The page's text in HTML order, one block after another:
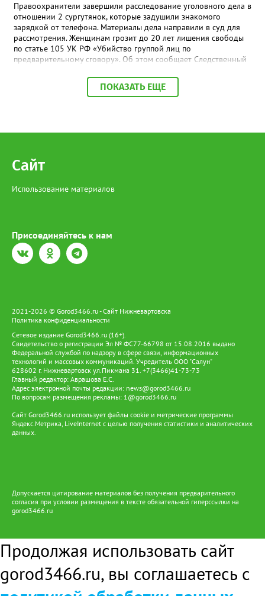
Правоохранители завершили расследование уголовного дела в
отношении 2 сургутянок, которые задушили знакомого
зарядкой от телефона. Материалы дела направили в суд для
рассмотрения. Женщинам грозит до 20 лет лишения свободы
по статье 105 УК РФ «Убийство группой лиц по
предварительному сговору». Об этом сообщает Следственный
2024 года. По версии следствия, женщины находились в
квартире потерпевшего и употребляли спиртные напитки и
вину.
ПОКАЗАТЬ ЕЩЕ
Сайт
Использование материалов
Присоединяйтесь к нам
2021-2026 © Gorod3466.ru - Сайт Нижневартовска
Политика конфиденциальности
Сетевое издание Gorod3466.ru (16+).
Свидетельство о регистрации Эл № ФС77-66798 от 15.08.2016 выдано
Федеральной службой по надзору в сфере связи, информационных
технологий и массовых коммуникаций. Учредитель ООО "Салун"
628602 г. Нижневартовск ул.Пикмана 31. +7(3466)41-73-73
Главный редактор: Аврашова Е.С.
Адрес электронной почты редакции: news@gorod3466.ru
По вопросам размещения рекламы: 1@gorod3466.ru
Сайт Gorod3466.ru использует файлы cookie и метрические программы
Яндекс.Метрика, LiveInternet с целью получения статистики и аналитических
данных.
Допускается цитирование материалов без получения предварительного
согласия при условии размещения в тексте обязательной гиперссылки на
gorod3466.ru
Продолжая использовать сайт
gorod3466.ru, вы соглашаетесь с